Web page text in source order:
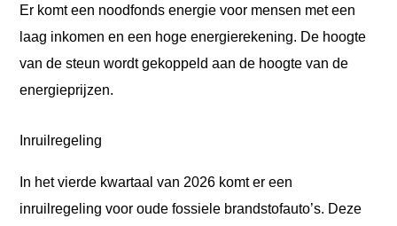
Er komt een noodfonds energie voor mensen met een
laag inkomen en een hoge energierekening. De hoogte
van de steun wordt gekoppeld aan de hoogte van de
energieprijzen.
Inruilregeling
In het vierde kwartaal van 2026 komt er een
inruilregeling voor oude fossiele brandstofauto’s. Deze